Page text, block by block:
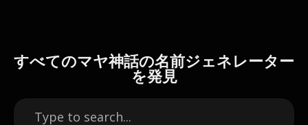
すべてのマヤ神話の名前ジェネレーター
を発見